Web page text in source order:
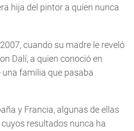
hija del pintor a quien nunca
cuando su madre le reveló
Dalí, a quien conoció en
familia que pasaba
y Francia, algunas de ellas
resultados nunca ha